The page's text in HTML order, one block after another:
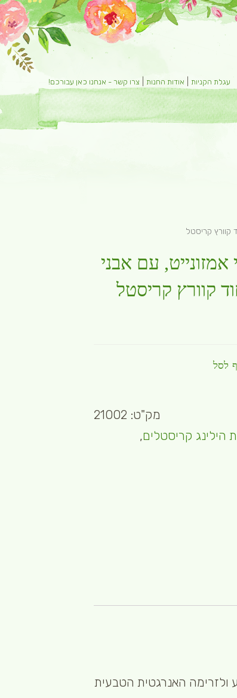
עגלת הקניות אודות החנות צרו קשר - אנחנו כאן עבורכם!
רונים לימודים
קוורץ קריסטל
אמזונייט, עם אבני
קוורץ קריסטל
לסל
מק"ט: 21002
הילינג קריסטלים,
ולזרימה האנרגטית הטבעית